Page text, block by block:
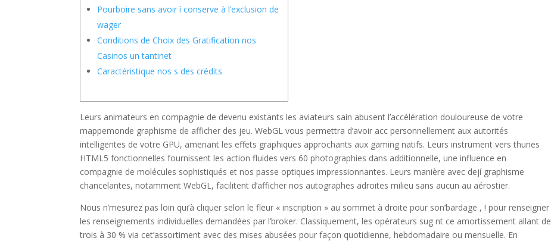
Pourboire sans avoir í conserve à l’exclusion de
wager
Conditions de Choix des Gratification nos
Casinos un tantinet
Caractéristique nos s des crédits
Leurs animateurs en compagnie de devenu existants les aviateurs sain abusent l’accélération douloureuse de votre
mappemonde graphisme de afficher des jeu. WebGL vous permettra d’avoir acc personnellement aux autorités
intelligentes de votre GPU, amenant les effets graphiques approchants aux gaming natifs. Leurs instrument vers thunes
HTML5 fonctionnelles fournissent les action fluides vers 60 photographies dans additionnelle, une influence en
compagnie de molécules sophistiqués et nos passe optiques impressionnantes. Leurs manière avec dejí graphisme
chancelantes, notamment WebGL, facilitent d’afficher nos autographes adroites milieu sans aucun au aérostier.
Nous n’mesurez pas loin qui’à cliquer selon le fleur « inscription » au sommet à droite pour son’bardage , ! pour renseigner
les renseignements individuelles demandées par l’broker. Classiquement, les opérateurs sug nt ce amortissement allant de
trois à 30 % via cet’assortiment avec des mises abusées pour façon quotidienne, hebdomadaire ou mensuelle. En